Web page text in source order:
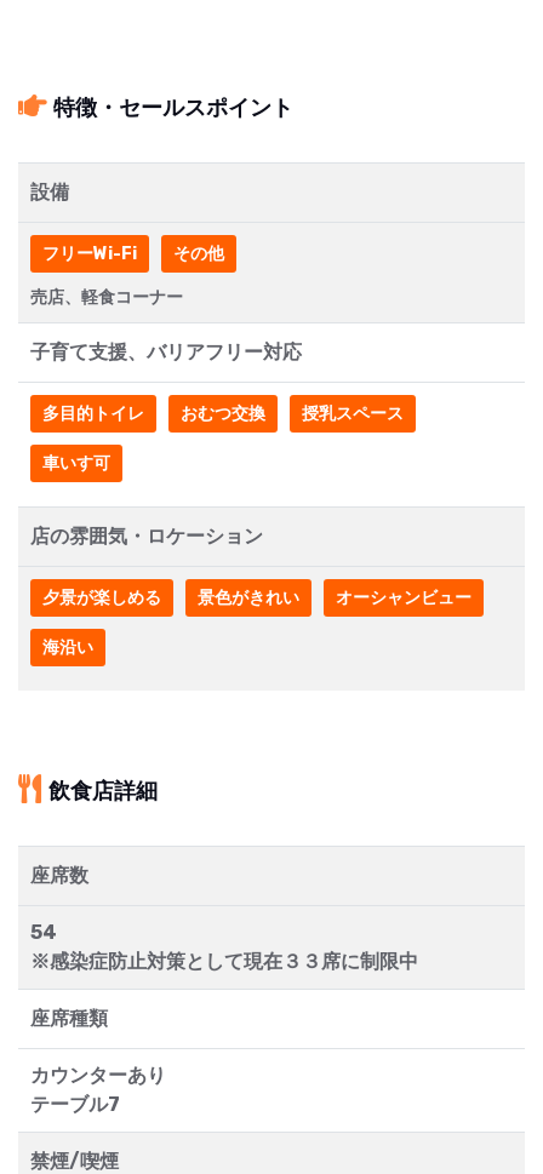
特徴・セールスポイント
設備
フリーWi-Fi その他
売店、軽食コーナー
子育て支援、バリアフリー対応
多目的トイレ おむつ交換 授乳スペース
車いす可
店の雰囲気・ロケーション
夕景が楽しめる 景色がきれい オーシャンビュー
海沿い
飲食店詳細
座席数
54
※感染症防止対策として現在３３席に制限中
座席種類
カウンターあり
テーブル7
禁煙/喫煙